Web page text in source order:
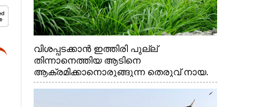
വിശപ്പടക്കാൻ ഇത്തിരി പുല്ല്
തിന്നാനെത്തിയ ആടിനെ
ആക്രമിക്കാനൊരുങ്ങുന്ന തെരുവ് നായ.
എറണാകുളം വാത്തുരുത്തിയിൽ നിന്നുള്ള